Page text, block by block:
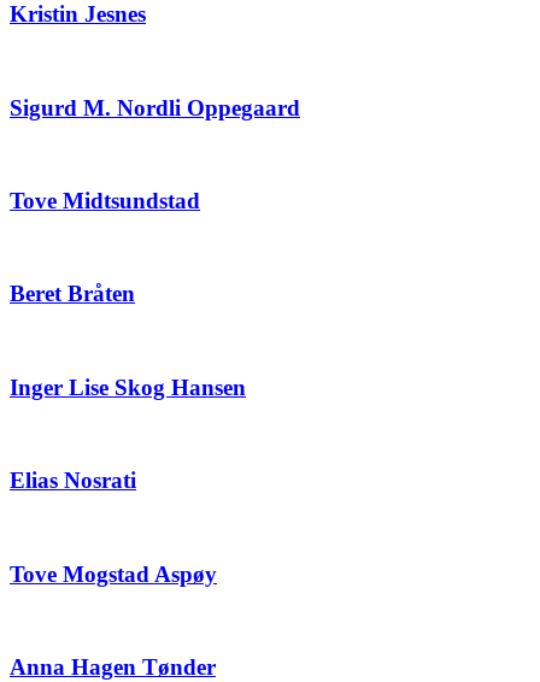
Kristin Jesnes
Sigurd M. Nordli Oppegaard
Tove Midtsundstad
Beret Bråten
Inger Lise Skog Hansen
Elias Nosrati
Tove Mogstad Aspøy
Anna Hagen Tønder